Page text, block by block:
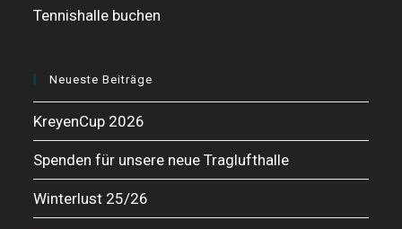
Tennishalle buchen
Neueste Beiträge
KreyenCup 2026
Spenden für unsere neue Traglufthalle
Winterlust 25/26